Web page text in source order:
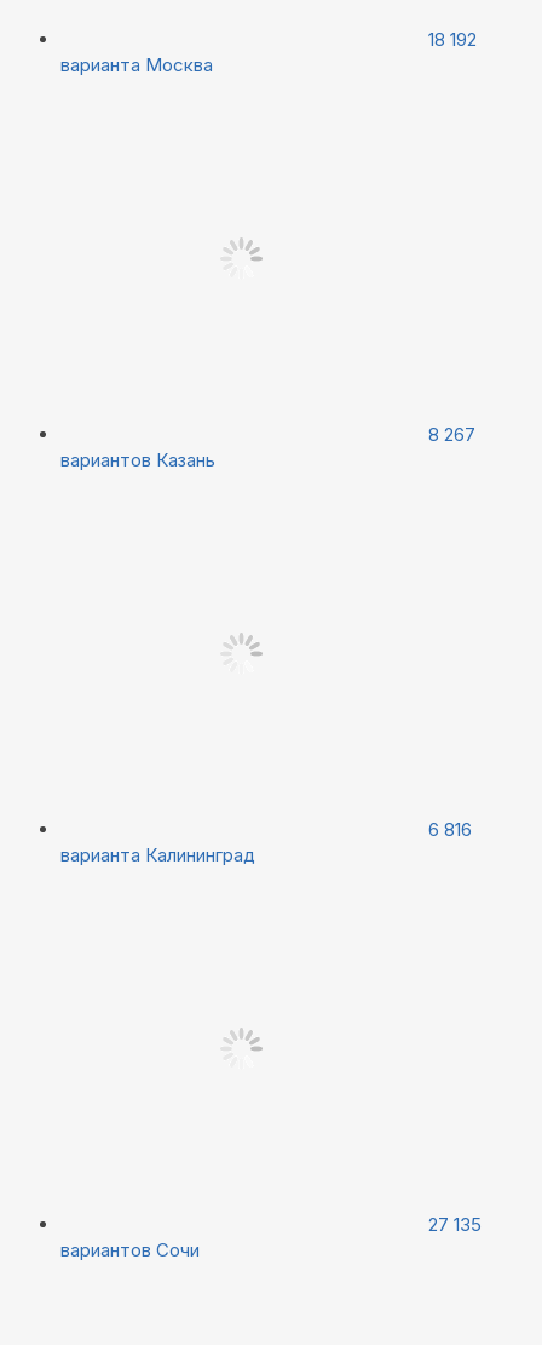
18 192
варианта Москва
8 267
вариантов Казань
6 816
варианта Калининград
27 135
вариантов Сочи